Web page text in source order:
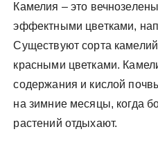
Камелия – это
эффектными цветками,
Существуют сорта
красными цветками.
содержания и кислой
на зимние месяцы, когда
растений отдыхают.